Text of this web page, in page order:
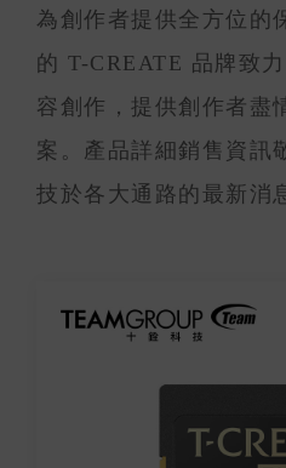
為創作者提供全方位的
的 T-CREATE 品牌致
容創作，提供創作者盡
案。產品詳細銷售資訊
技於各大通路的最新消